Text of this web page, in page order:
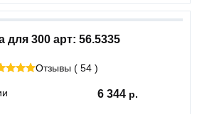
для 300 арт: 56.5335
Отзывы ( 54 )
6 344